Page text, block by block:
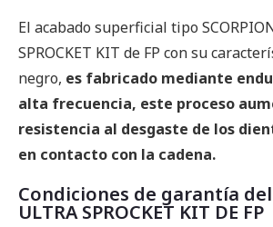
El acabado superficial tipo
SPROCKET KIT de FP con su
negro, es fabricado mediante
alta frecuencia, este proceso
resistencia al desgaste de los
en contacto con la cadena.
Condiciones de garantía
ULTRA SPROCKET KIT DE FP